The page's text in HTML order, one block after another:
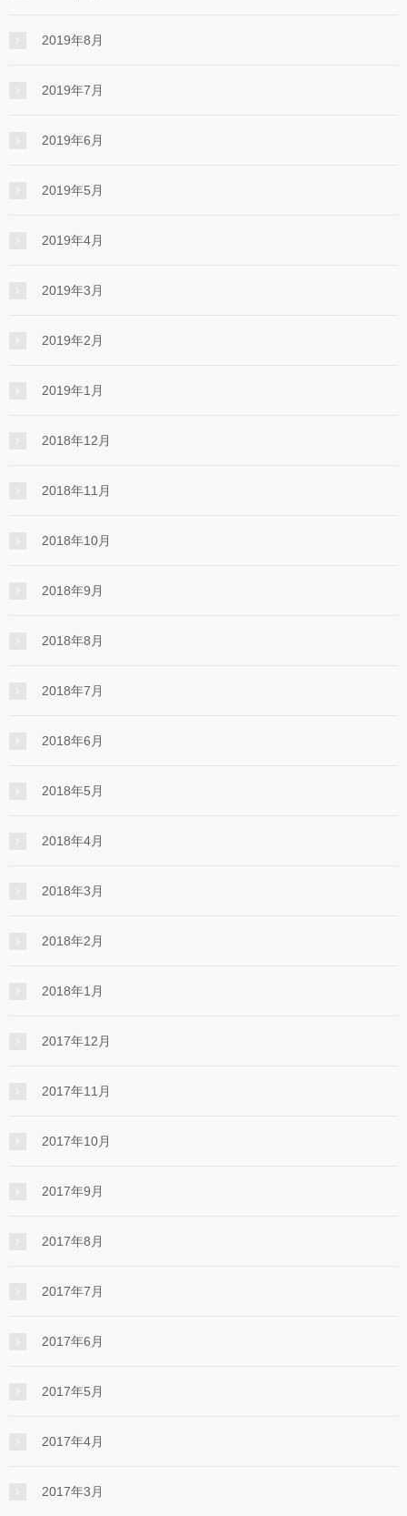
2019年8月
2019年7月
2019年6月
2019年5月
2019年4月
2019年3月
2019年2月
2019年1月
2018年12月
2018年11月
2018年10月
2018年9月
2018年8月
2018年7月
2018年6月
2018年5月
2018年4月
2018年3月
2018年2月
2018年1月
2017年12月
2017年11月
2017年10月
2017年9月
2017年8月
2017年7月
2017年6月
2017年5月
2017年4月
2017年3月